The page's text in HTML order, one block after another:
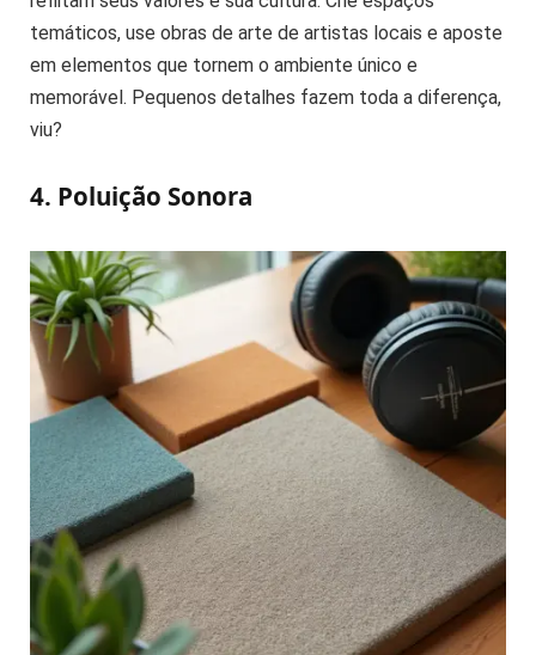
temáticos, use obras de arte de artistas locais e aposte
em elementos que tornem o ambiente único e
memorável. Pequenos detalhes fazem toda a diferença,
viu?
4. Poluição Sonora